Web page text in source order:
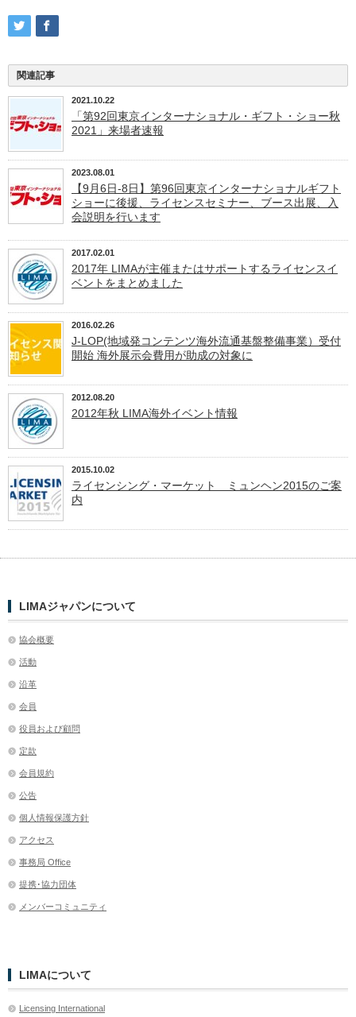
関連記事
2021.10.22
「第92回東京インターナショナル・ギフト・ショー秋
2021」来場者速報
2023.08.01
【9月6日-8日】第96回東京インターナショナルギフト
ショーに後援、ライセンスセミナー、ブース出展、入
会説明を行います
2017.02.01
2017年 LIMAが主催またはサポートするライセンスイ
ベントをまとめました
2016.02.26
J-LOP(地域発コンテンツ海外流通基盤整備事業）受付
開始 海外展示会費用が助成の対象に
2012.08.20
2012年秋 LIMA海外イベント情報
2015.10.02
ライセンシング・マーケット ミュンヘン2015のご案
内
LIMAジャパンについて
協会概要
活動
沿革
会員
役員および顧問
定款
会員規約
公告
個人情報保護方針
アクセス
事務局 Office
提携･協力団体
メンバーコミュニティ
LIMAについて
Licensing International